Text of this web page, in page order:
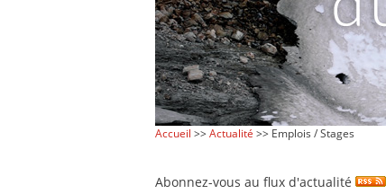
Accueil >>Actualité >> Emplois / Stages
Abonnez-vous au flux d'actualité